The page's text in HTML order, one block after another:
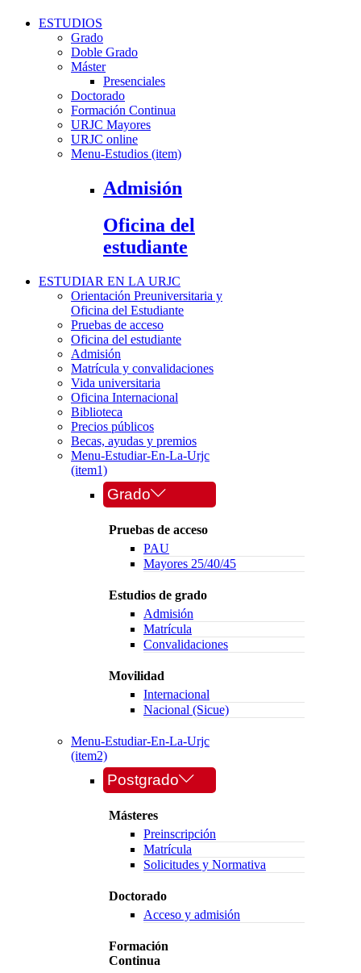
ESTUDIOS
Grado
Doble Grado
Máster
Presenciales
Doctorado
Formación Continua
URJC Mayores
URJC online
Menu-Estudios (item)
Admisión
Oficina del
estudiante
ESTUDIAR EN LA URJC
Orientación Preuniversitaria y
Oficina del Estudiante
Pruebas de acceso
Oficina del estudiante
Admisión
Matrícula y convalidaciones
Vida universitaria
Oficina Internacional
Biblioteca
Precios públicos
Becas, ayudas y premios
Menu-Estudiar-En-La-Urjc
(item1)
Grado
Pruebas de acceso
PAU
Mayores 25/40/45
Estudios de grado
Admisión
Matrícula
Convalidaciones
Movilidad
Internacional
Nacional (Sicue)
Menu-Estudiar-En-La-Urjc
(item2)
Postgrado
Másteres
Preinscripción
Matrícula
Solicitudes y Normativa
Doctorado
Acceso y admisión
Formación
Continua